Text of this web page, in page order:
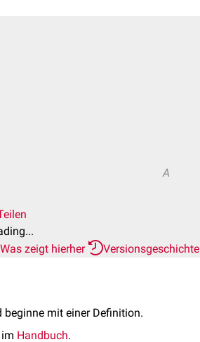
A
Was zeigt hierher
Versionsgeschichte
beginne mit einer Definition.
Handbuch.